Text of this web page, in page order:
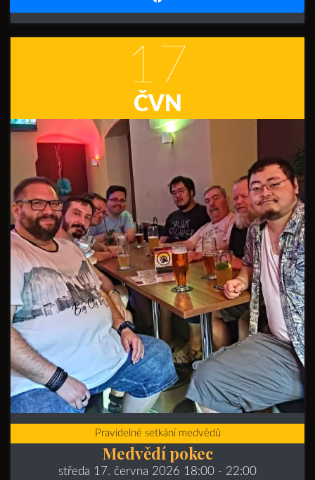
17
ČVN
Pravidelné setkání medvědů
Medvědí pokec
středa 17. června 2026 18:00 - 22:00